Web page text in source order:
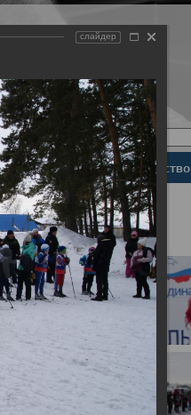
Законодательство
слайдер